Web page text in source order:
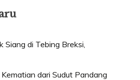
Siang di Tebing Breksi,
dari Sudut Pandang